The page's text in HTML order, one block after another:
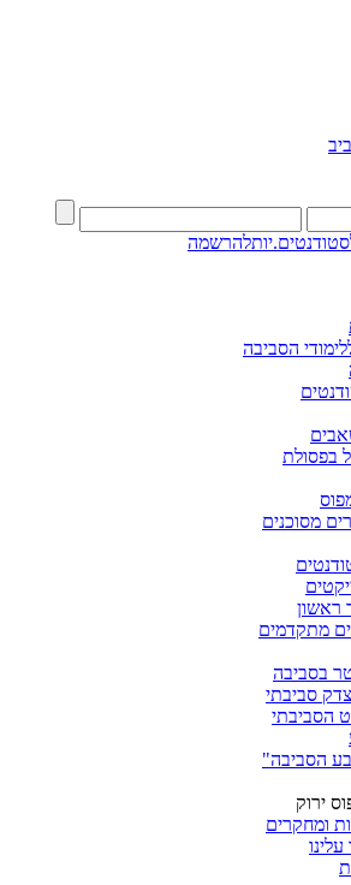
להרשמה
הסביבה
בפסולת
מסוכנים
ראשון
מתקדמים
בסביבה
סביבתי
הסביבתי
הסביבה"
ירוק
ומחקרים